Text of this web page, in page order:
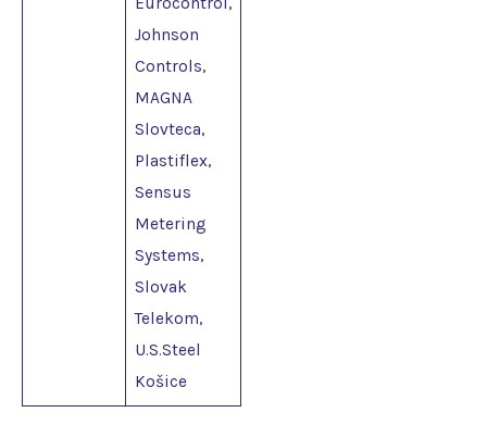
Johnson
Controls,
MAGNA
Slovteca,
Plastiflex,
Sensus
Metering
Systems,
Slovak
Telekom,
U.S.Steel
Košice